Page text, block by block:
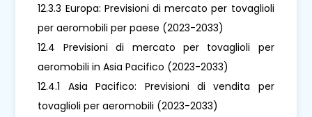
12.3.3 Europa: Previsioni di mercato per tovaglioli
per aeromobili per paese (2023-2033)
12.4 Previsioni di mercato per tovaglioli per
aeromobili in Asia Pacifico (2023-2033)
12.4.1 Asia Pacifico: Previsioni di vendita per
tovaglioli per aeromobili (2023-2033)